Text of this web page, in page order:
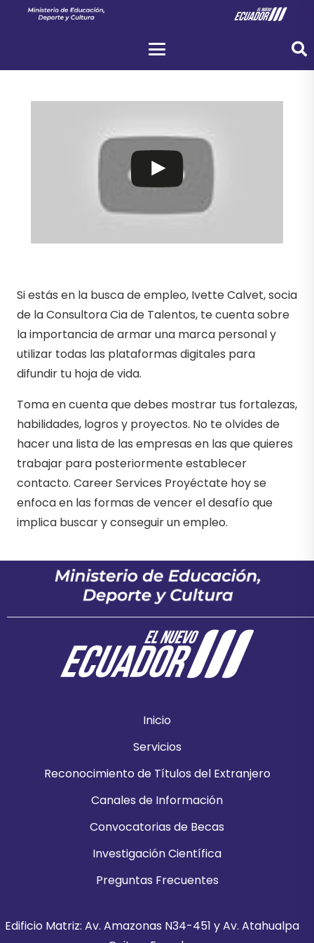
Si estás en la busca de empleo, Ivette Calvet, socia
de la Consultora Cia de Talentos, te cuenta sobre
la importancia de armar una marca personal y
utilizar todas las plataformas digitales para
difundir tu hoja de vida.
Toma en cuenta que debes mostrar tus fortalezas,
habilidades, logros y proyectos. No te olvides de
hacer una lista de las empresas en las que quieres
trabajar para posteriormente establecer
contacto. Career Services Proyéctate hoy se
enfoca en las formas de vencer el desafío que
implica buscar y conseguir un empleo.
Inicio
Servicios
Reconocimiento de Títulos del Extranjero
Canales de Información
Convocatorias de Becas
Investigación Científica
Preguntas Frecuentes
Edificio Matriz: Av. Amazonas N34-451 y Av. Atahualpa